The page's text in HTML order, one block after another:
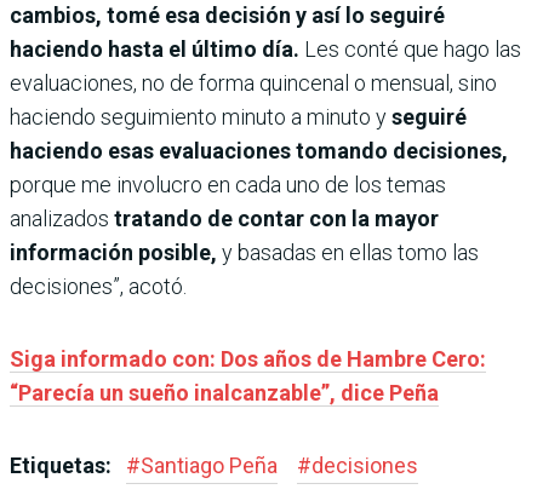
cambios, tomé esa decisión y así lo seguiré
haciendo hasta el último día. Les conté que hago las
evaluaciones, no de forma quincenal o mensual, sino
haciendo seguimiento minuto a minuto yseguiré
haciendo esas evaluaciones tomando decisiones,
porque me involucro en cada uno de los temas
analizados tratando de contar con la mayor
información posible, y basadas en ellas tomo las
decisiones”, acotó.
Siga informado con: Dos años de Hambre Cero:
“Parecía un sueño inalcanzable”, dice Peña
Etiquetas: #Santiago Peña #decisiones